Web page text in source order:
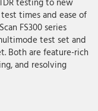
testing to new
times and ease of
FS300 series
test set and
Both are feature-rich
and resolving